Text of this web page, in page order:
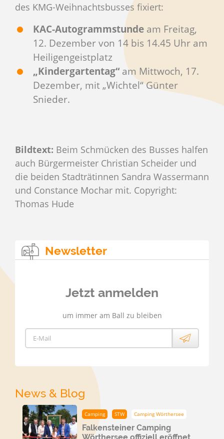
des KMG-Weihnachtsbusses fixiert:
KAC-Autogrammstunde am Freitag,
12. Dezember von 14 bis 14.45 Uhr am
Heiligengeistplatz
„Kindergartentag“ am Mittwoch, 17.
Dezember, mit „Wichtel“ Günter
Snieder.
Bildtext: Beim Schmücken des Busses halfen
auch Bürgermeister Christian Scheider und
die beiden Stadträtinnen Sandra Wassermann
und Constance Mochar mit. Copyright:
Thomas Hude
Newsletter
Jetzt anmelden
um immer am Ball zu bleiben
E-Mail
News & Blog
Camping STW Camping Wörthersee
Falkensteiner Camping